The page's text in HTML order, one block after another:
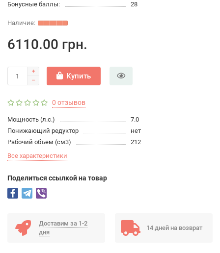
Бонусные баллы:
28
6110.00 грн.
Купить
0 отзывов
Мощность (л.с.)
7.0
Понижающий редуктор
нет
Рабочий объем (см3)
212
Все характеристики
Поделиться ссылкой на товар
Доставим за 1-2
дня
14 дней на возврат